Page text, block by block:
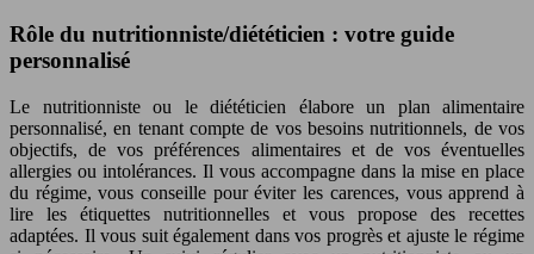
Rôle du nutritionniste/diététicien : votre guide
personnalisé
Le nutritionniste ou le diététicien élabore un plan alimentaire
personnalisé, en tenant compte de vos besoins nutritionnels, de vos
objectifs, de vos préférences alimentaires et de vos éventuelles
allergies ou intolérances. Il vous accompagne dans la mise en place
du régime, vous conseille pour éviter les carences, vous apprend à
lire les étiquettes nutritionnelles et vous propose des recettes
adaptées. Il vous suit également dans vos progrès et ajuste le régime